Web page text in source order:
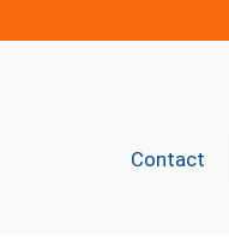
Contact